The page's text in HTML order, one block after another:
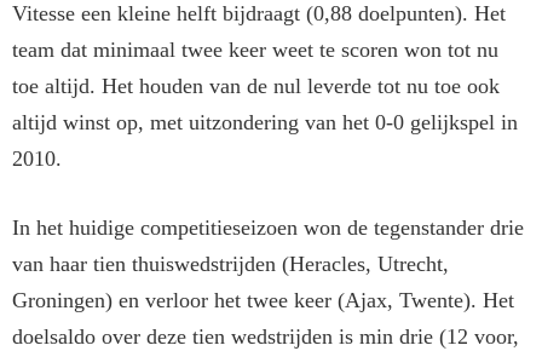
Vitesse een kleine helft bijdraagt (0,88 doelpunten). Het
team dat minimaal twee keer weet te scoren won tot nu
toe altijd. Het houden van de nul leverde tot nu toe ook
altijd winst op, met uitzondering van het 0-0 gelijkspel in
2010.
In het huidige competitieseizoen won de tegenstander drie
van haar tien thuiswedstrijden (Heracles, Utrecht,
Groningen) en verloor het twee keer (Ajax, Twente). Het
doelsaldo over deze tien wedstrijden is min drie (12 voor,